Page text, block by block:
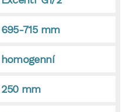
695-715 mm
homogenní
250 mm